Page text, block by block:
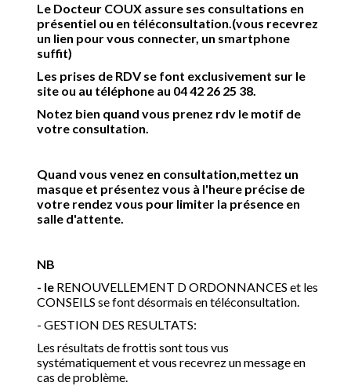
Le Docteur COUX assure ses consultations en
présentiel ou en téléconsultation.(vous recevrez
un lien pour vous connecter, un smartphone
suffit)
Les prises de RDV se font exclusivement sur le
site ou au téléphone au 04 42 26 25 38.
Notez bien quand vous prenez rdv le motif de
votre consultation.
Quand vous venez en consultation,mettez un
masque et présentez vous à l'heure précise de
votre rendez vous pour limiter la présence en
salle d'attente.
NB
- le RENOUVELLEMENT D ORDONNANCES et les
CONSEILS se font désormais en téléconsultation.
- GESTION DES RESULTATS:
Les résultats de frottis sont tous vus
systématiquement et vous recevrez un message en
cas de problème.